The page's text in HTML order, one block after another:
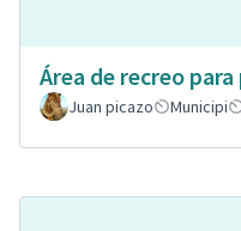
Área de recreo
Juan picazo
Municipi